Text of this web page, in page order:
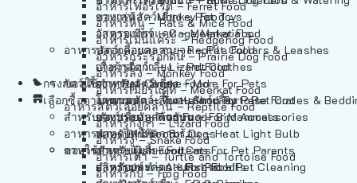
อาหารเฟอร์เร็ต – Ferret Food
อาหารหนู – Rats & Mice Food
อาหารเม่นแคระ – Hedgehog Food
อาหารกระรอกดิน – Prairie Dog Food
อาหารลิง – Monkey Food
อาหารเมียร์แคท – Meerkat Food
อาหารสัตว์เลี้อยคลาน – Reptile Food
อาหารกิ้งก่า – Lizard Food
อาหารงู – Snake Food
อาหารเต่า – Turtle and Tortoise Food
อาหารกบ – Frog Food
อาหารลิง – Monkey Food
อาหารเมียร์แคท – Meerkat Food
อาหารสัตว์เลี้อยคลาน – Reptile Food
อาหารกิ้งก่า – Lizard Food
อาหารงู – Snake Food
อาหารเต่า – Turtle and Tortoise Food
อาหารกบ – Frog Food
อาหารนก – Bird Food
อาหารปลา – Fish Food
อาหารปลา – All Fish Food
ของเล่นสัตว์เลี้ยง – Pet Toys
วัสดุรองกรง – Cage Materials
ปลอกคอและสายจูง – Pet Collars & Leashes
เสื้อผ้าสัตว์เลี้ยง – Pet Clothes
ของใช้สำหรับสัตว์เลี้ยง – More For Pets
โดมนอนและที่นอนสัตว์เลี้ยง – Pet Crates &
ของประดับสำหรับนก – Bird Accessories
หลอดไฟให้ความร้อน – Heat Light Bulb
ของใช้สำหรับผู้เลี้ยง – Items For Pet Parents
ผลิตภัณฑ์ทำความสะอาด – Pet Cleaning
กรงสัตว์เลี้ยง – Pet Cages
เลือกซื้อตามหมวดสัตว์เลี้ยง – Shop By Pet
สำหรับสัตว์เลี้ยงลูกด้วยนม – For Mammals
สำหรับสุนัข – For Dogs
สำหรับแมว – For Cats
สำหรับกระต่าย – For Rabbits